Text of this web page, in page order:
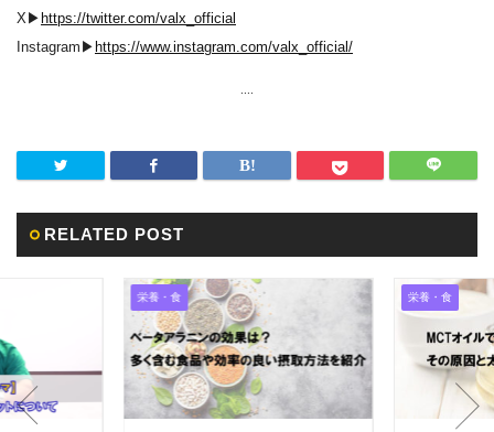
X▶︎ https://twitter.com/valx_official
Instagram▶︎ https://www.instagram.com/valx_official/
RELATED POST
栄養・食 栄養・食